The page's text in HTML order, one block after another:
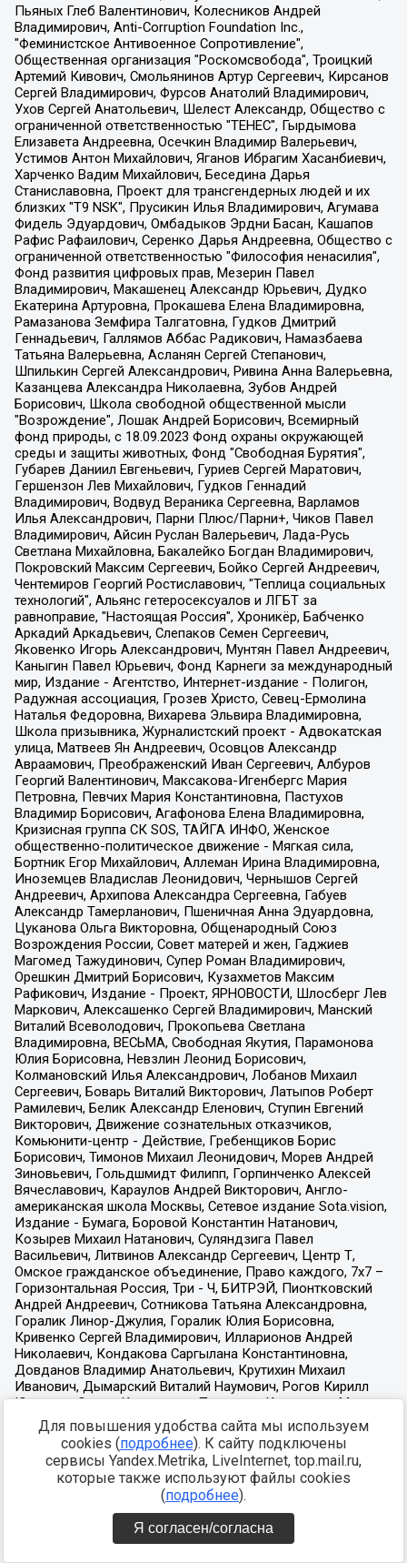
Для повышения удобства сайта мы используем
cookies (подробнее). К сайту подключены
сервисы Yandex.Metrika, LiveInternet, top.mail.ru,
которые также используют файлы cookies
(подробнее).
Я согласен/согласна